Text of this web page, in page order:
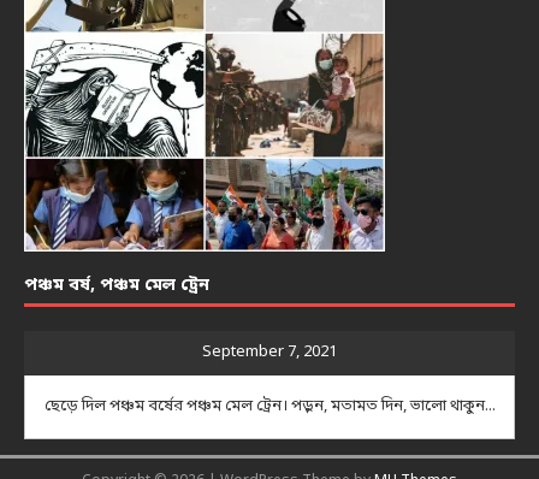
পঞ্চম বর্ষ, পঞ্চম মেল ট্রেন
September 7, 2021
ছেড়ে দিল পঞ্চম বর্ষের পঞ্চম মেল ট্রেন। পড়ুন, মতামত দিন, ভালো থাকুন...